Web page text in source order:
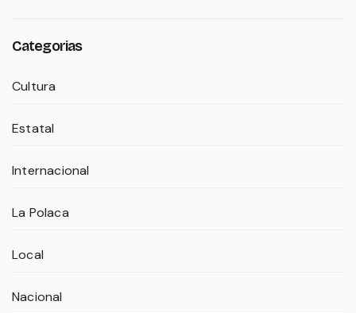
Categorias
Cultura
Estatal
Internacional
La Polaca
Local
Nacional